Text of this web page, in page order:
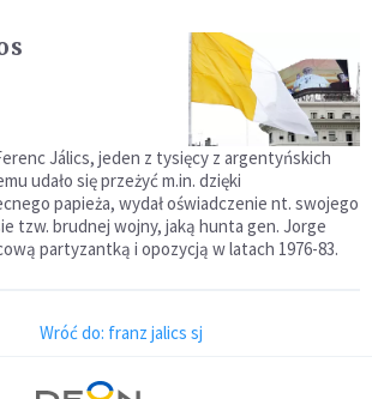
Jálics, jeden z tysięcy z argentyńskich
udało się przeżyć m.in. dzięki
papieża, wydał oświadczenie nt. swojego
tzw. brudnej wojny, jaką hunta gen. Jorge
partyzantką i opozycją w latach 1976-83.
Wróć do: franz jalics sj